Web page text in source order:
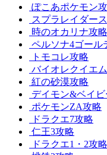
ぽこあポケモン
スプラレイダー
時のオカリナ攻略
ペルソナ4ゴール
トモコレ攻略
バイオレクイエ
紅の砂漠攻略
デイモン&ベイビ
ポケモンZA攻略
ドラクエ7攻略
仁王3攻略
ドラクエ1・2攻略